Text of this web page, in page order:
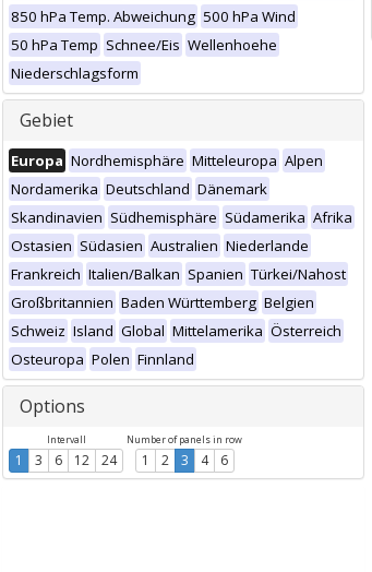
850 hPa Temp. Abweichung 500 hPa Wind
50 hPa Temp Schnee/Eis Wellenhoehe
Niederschlagsform
Gebiet
Europa Nordhemisphäre Mitteleuropa Alpen
Nordamerika Deutschland Dänemark
Skandinavien Südhemisphäre Südamerika Afrika
Ostasien Südasien Australien Niederlande
Frankreich Italien/Balkan Spanien Türkei/Nahost
Großbritannien Baden Württemberg Belgien
Schweiz Island Global Mittelamerika Österreich
Osteuropa Polen Finnland
Options
Intervall
1 3 6 12 24
Number of panels in row
1 2 3 4 6